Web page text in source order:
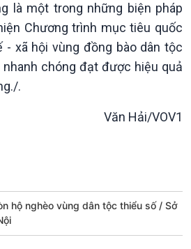
Infographic
E-Magazine
là một trong những biện pháp
Chương trình mục tiêu quốc
- xã hội vùng đồng bào dân tộc
chóng đạt được hiệu quả
.
Văn Hải/VOV1
hộ nghèo vùng dân tộc thiểu số
Sở